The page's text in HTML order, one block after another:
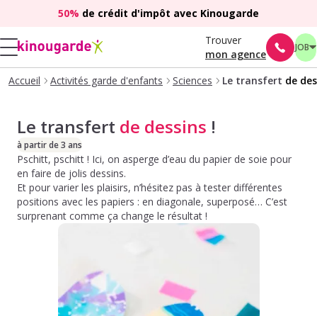
50% de crédit d'impôt avec Kinougarde
Trouver
mon agence
JOB
Accueil Activités garde d'enfants Sciences Le transfert de
Le transfert de dessins !
à partir de 3 ans
Pschitt, pschitt ! Ici, on asperge d’eau du papier de soie pour
en faire de jolis dessins.
Et pour varier les plaisirs, n’hésitez pas à tester différentes
positions avec les papiers : en diagonale, superposé… C’est
surprenant comme ça change le résultat !